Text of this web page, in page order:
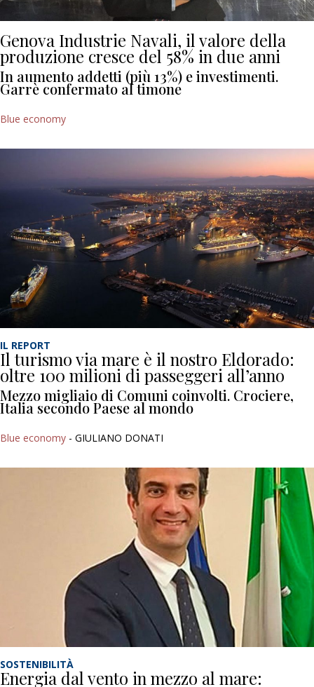
Genova Industrie Navali, il valore della
produzione cresce del 58% in due anni
In aumento addetti (più 13%) e investimenti.
Garrè confermato al timone
Blue economy
IL REPORT
Il turismo via mare è il nostro Eldorado:
oltre 100 milioni di passeggeri all’anno
Mezzo migliaio di Comuni coinvolti. Crociere,
Italia secondo Paese al mondo
Blue economy - GIULIANO DONATI
SOSTENIBILITÀ
Energia dal vento in mezzo al mare: